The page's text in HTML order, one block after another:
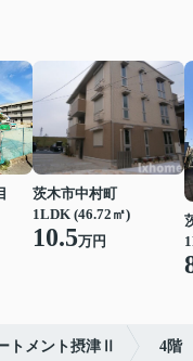
茨木市中村町
1LDK (46.72㎡)
10.5万円
トメント摂津Ⅱ 4階